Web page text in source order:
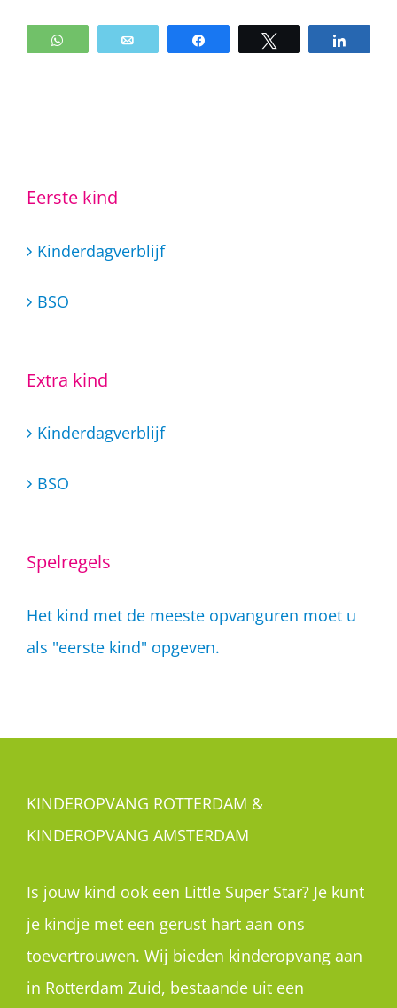
WhatsApp
Eerste kind
Kinderdagverblijf
BSO
Extra kind
Kinderdagverblijf
BSO
Spelregels
Het kind met de meeste opvanguren moet u
als "eerste kind" opgeven.
KINDEROPVANG ROTTERDAM &
KINDEROPVANG AMSTERDAM
Is jouw kind ook een Little Super Star? Je kunt
je kindje met een gerust hart aan ons
toevertrouwen. Wij bieden kinderopvang aan
in Rotterdam Zuid, bestaande uit een